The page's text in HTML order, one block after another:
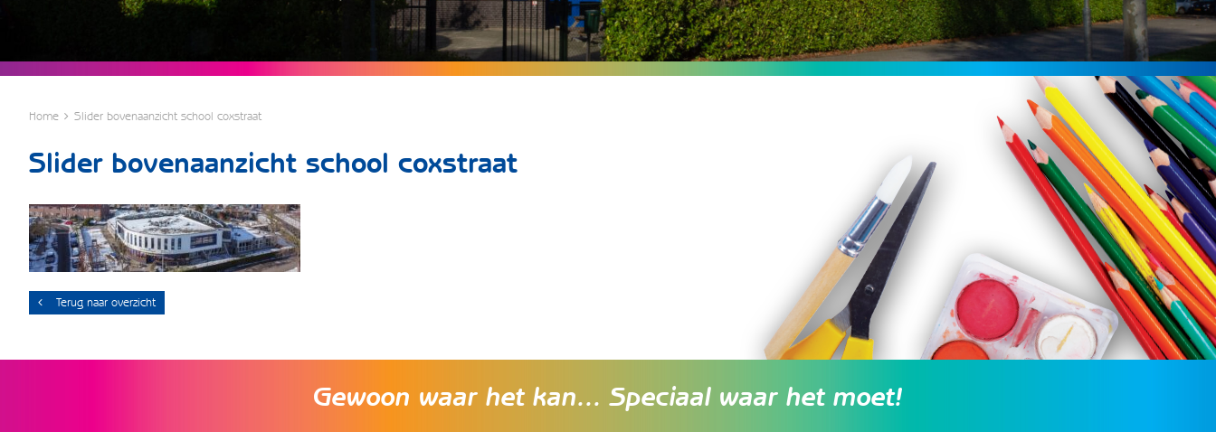
Home Slider bovenaanzicht school coxstraat
Slider bovenaanzicht school coxstraat
Terug naar overzicht
Gewoon waar het kan... Speciaal waar het moet!